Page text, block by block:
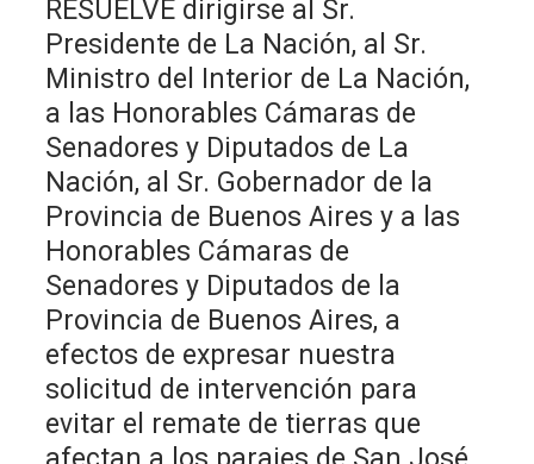
RESUELVE dirigirse al Sr.
Presidente de La Nación, al Sr.
Ministro del Interior de La Nación,
a las Honorables Cámaras de
Senadores y Diputados de La
Nación, al Sr. Gobernador de la
Provincia de Buenos Aires y a las
Honorables Cámaras de
Senadores y Diputados de la
Provincia de Buenos Aires, a
efectos de expresar nuestra
solicitud de intervención para
evitar el remate de tierras que